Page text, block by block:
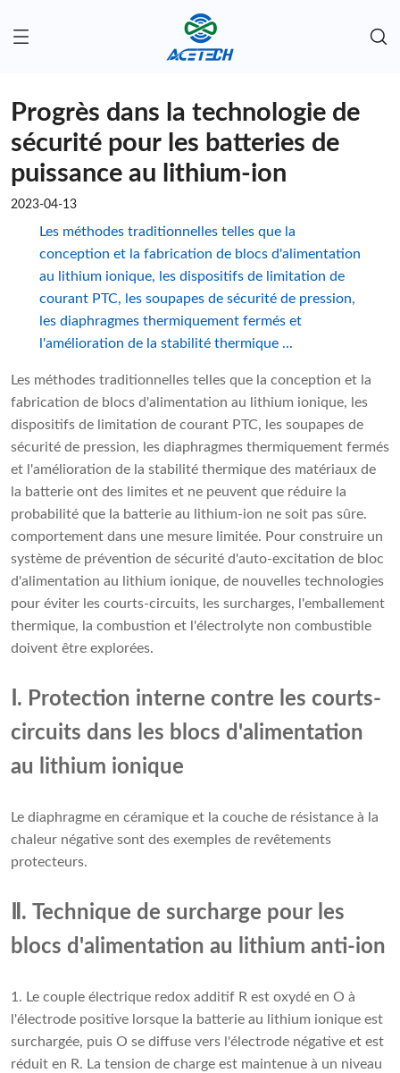
Progrès dans la technologie de
sécurité pour les batteries de
puissance au lithium-ion
2023-04-13
Les méthodes traditionnelles telles que la
conception et la fabrication de blocs d'alimentation
au lithium ionique, les dispositifs de limitation de
courant PTC, les soupapes de sécurité de pression,
les diaphragmes thermiquement fermés et
l'amélioration de la stabilité thermique ...
Les méthodes traditionnelles telles que la conception et la
fabrication de blocs d'alimentation au lithium ionique, les
dispositifs de limitation de courant PTC, les soupapes de
sécurité de pression, les diaphragmes thermiquement fermés
et l'amélioration de la stabilité thermique des matériaux de
la batterie ont des limites et ne peuvent que réduire la
probabilité que la batterie au lithium-ion ne soit pas sûre.
comportement dans une mesure limitée. Pour construire un
système de prévention de sécurité d'auto-excitation de bloc
d'alimentation au lithium ionique, de nouvelles technologies
pour éviter les courts-circuits, les surcharges, l'emballement
thermique, la combustion et l'électrolyte non combustible
doivent être explorées.
Ⅰ. Protection interne contre les courts-
circuits dans les blocs d'alimentation
au lithium ionique
Le diaphragme en céramique et la couche de résistance à la
chaleur négative sont des exemples de revêtements
protecteurs.
Ⅱ. Technique de surcharge pour les
blocs d'alimentation au lithium anti-ion
1. Le couple électrique redox additif R est oxydé en O à
l'électrode positive lorsque la batterie au lithium ionique est
surchargée, puis O se diffuse vers l'électrode négative et est
réduit en R. La tension de charge est maintenue à un niveau